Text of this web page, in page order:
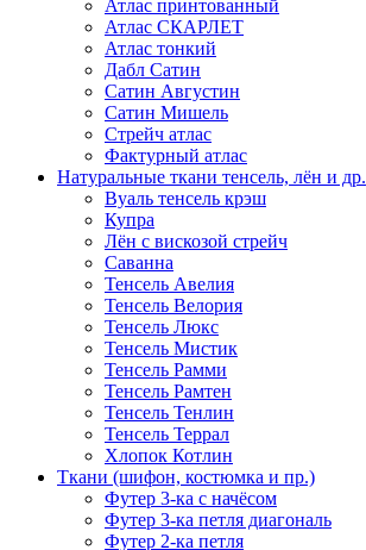
Атлас принтованный
Атлас СКАРЛЕТ
Атлас тонкий
Дабл Сатин
Сатин Августин
Сатин Мишель
Стрейч атлас
Фактурный атлас
Натуральные ткани тенсель, лён и др.
Вуаль тенсель крэш
Купра
Лён с вискозой стрейч
Саванна
Тенсель Авелия
Тенсель Велория
Тенсель Люкс
Тенсель Мистик
Тенсель Рамми
Тенсель Рамтен
Тенсель Тенлин
Тенсель Террал
Хлопок Котлин
Ткани (шифон, костюмка и пр.)
Футер 3-ка с начёсом
Футер 3-ка петля диагональ
Футер 2-ка петля